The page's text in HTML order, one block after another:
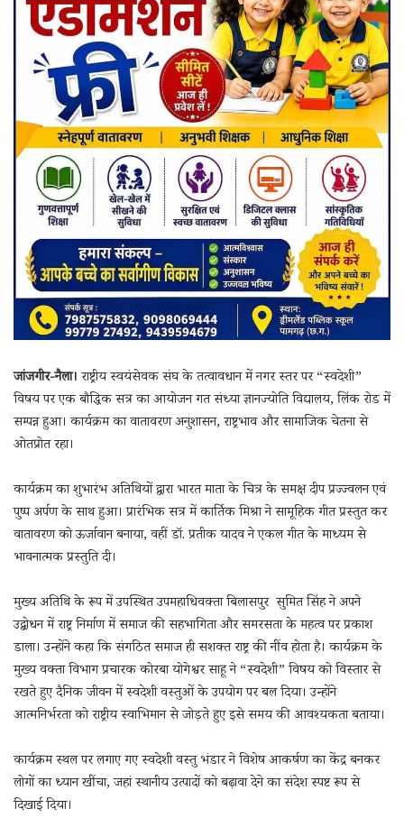
जांजगीर-नैला। राष्ट्रीय स्वयंसेवक संघ के तत्वावधान में नगर स्तर पर “स्वदेशी”
विषय पर एक बौद्धिक सत्र का आयोजन गत संध्या ज्ञानज्योति विद्यालय, लिंक रोड में
सम्पन्न हुआ। कार्यक्रम का वातावरण अनुशासन, राष्ट्रभाव और सामाजिक चेतना से
ओतप्रोत रहा।
कार्यक्रम का शुभारंभ अतिथियों द्वारा भारत माता के चित्र के समक्ष दीप प्रज्ज्वलन एवं
पुष्प अर्पण के साथ हुआ। प्रारंभिक सत्र में कार्तिक मिश्रा ने सामूहिक गीत प्रस्तुत कर
वातावरण को ऊर्जावान बनाया, वहीं डॉ. प्रतीक यादव ने एकल गीत के माध्यम से
भावनात्मक प्रस्तुति दी।
मुख्य अतिथि के रूप में उपस्थित उपमहाधिवक्ता बिलासपुर सुमित सिंह ने अपने
उद्बोधन में राष्ट्र निर्माण में समाज की सहभागिता और समरसता के महत्व पर प्रकाश
डाला। उन्होंने कहा कि संगठित समाज ही सशक्त राष्ट्र की नींव होता है। कार्यक्रम के
मुख्य वक्ता विभाग प्रचारक कोरबा योगेश्वर साहू ने “स्वदेशी” विषय को विस्तार से
रखते हुए दैनिक जीवन में स्वदेशी वस्तुओं के उपयोग पर बल दिया। उन्होंने
आत्मनिर्भरता को राष्ट्रीय स्वाभिमान से जोड़ते हुए इसे समय की आवश्यकता बताया।
कार्यक्रम स्थल पर लगाए गए स्वदेशी वस्तु भंडार ने विशेष आकर्षण का केंद्र बनकर
लोगों का ध्यान खींचा, जहां स्थानीय उत्पादों को बढ़ावा देने का संदेश स्पष्ट रूप से
दिखाई दिया।